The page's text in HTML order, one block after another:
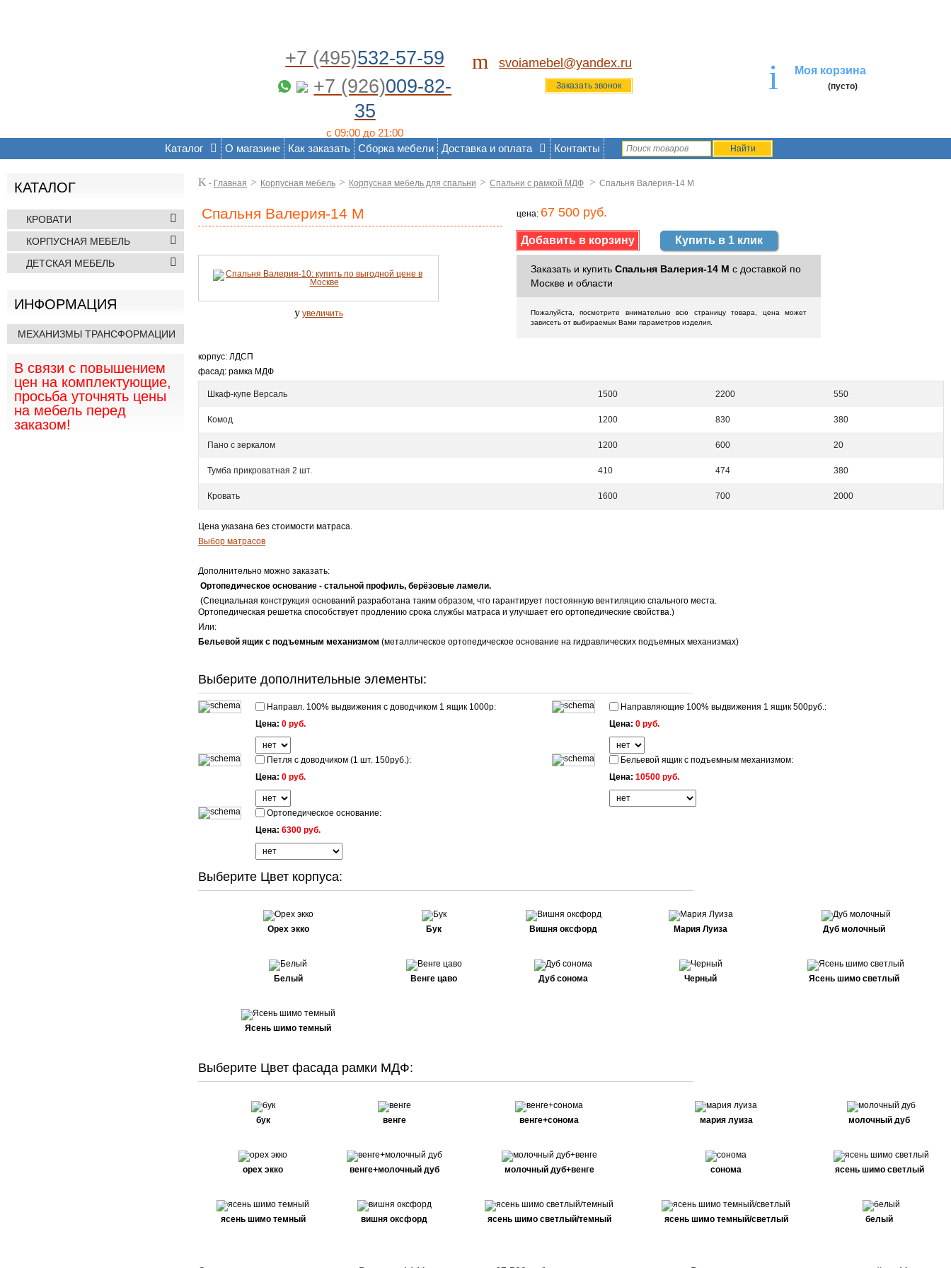
+7 (495)532-57-59
+7 (926)009-82-
35
с 09:00 до 21:00
m svoiamebel@yandex.ru
Заказать звонок i Моя корзина
(пусто)
Каталог О магазине Как заказать Сборка мебели Доставка и оплата Контакты
КАТАЛОГ
КРОВАТИ
КОРПУСНАЯ МЕБЕЛЬ
ДЕТСКАЯ МЕБЕЛЬ
ИНФОРМАЦИЯ
МЕХАНИЗМЫ ТРАНСФОРМАЦИИ
В связи с повышением
цен на комплектующие,
просьба уточнять цены
на мебель перед
заказом!
K - Главная > Корпусная мебель > Корпусная мебель для спальни > Спальни с рамкой МДФ > Спальня Валерия-14 М
Спальня Валерия-14 М цена: 67 500 руб.
Купить в 1 клик
y увеличить
Заказать и купить Спальня Валерия-14 М с доставкой по
Москве и области
Пожалуйста, посмотрите внимательно всю страницу товара, цена может
зависеть от выбираемых Вами параметров изделия.
корпус: ЛДСП
фасад: рамка МДФ
Шкаф-купе Версаль 1500 2200 550
Комод 1200 830 380
Пано с зеркалом 1200 600 20
Тумба прикроватная 2 шт. 410 474 380
Кровать 1600 700 2000
Цена указана без стоимости матраса.
Выбор матрасов
Дополнительно можно заказать:
Ортопедическое основание - стальной профиль, берёзовые ламели.
(Специальная конструкция оснований разработана таким образом, что гарантирует постоянную вентиляцию спального места.
Ортопедическая решетка способствует продлению срока службы матраса и улучшает его ортопедические свойства.)
Или:
Бельевой ящик с подъемным механизмом (металлическое ортопедическое основание на гидравлических подъемных механизмах)
Выберите дополнительные элементы:
Направл. 100% выдвижения с доводчиком 1 ящик 1000р:
Цена: 0 руб.
Направляющие 100% выдвижения 1 ящик 500руб.:
Цена: 0 руб.
Петля с доводчиком (1 шт. 150руб.):
Цена: 0 руб.
Бельевой ящик с подъемным механизмом:
Цена: 10500 руб.
Ортопедическое основание:
Цена: 6300 руб.
Выберите Цвет корпуса:
Орех экко Бук Вишня оксфорд Мария Луиза Дуб молочный
Белый Венге цаво Дуб сонома Черный Ясень шимо светлый
Ясень шимо темный
Выберите Цвет фасада рамки МДФ:
бук венге венге+сонома мария луиза молочный дуб
орех экко венге+молочный дуб молочный дуб+венге сонома ясень шимо светлый
ясень шимо темный вишня оксфорд ясень шимо светлый/темный ясень шимо темный/светлый белый